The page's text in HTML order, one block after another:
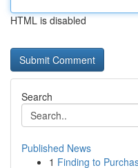
HTML is disabled
Search
Published News
1 Finding to